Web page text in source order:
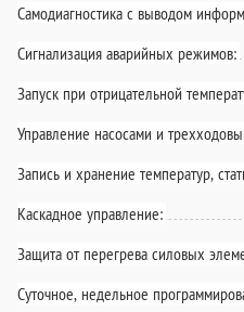
Самодиагностика с выводом
Сигнализация аварийных режимов:
Запуск при отрицательной
Управление насосами и
Запись и хранение температур,
Каскадное управление:
Защита от перегрева силовых
Суточное, недельное